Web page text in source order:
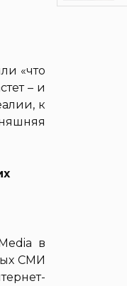
«что
– и
к
в
СМИ